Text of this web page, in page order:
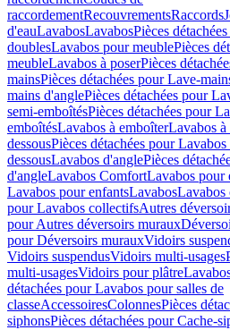
raccordementRecouvrementsRaccords
d'eauLavabosLavabosPièces
doublesLavabos pour meublePièces
meubleLavabos à poserPièces
mainsPièces détachées pour Lave-
mains d'anglePièces détachées pour
semi-emboîtésPièces détachées pour
emboîtésLavabos à emboîterLavabos à
dessousPièces détachées pour
dessousLavabos d'anglePièces
d'angleLavabos ComfortLavabos pour
Lavabos pour enfantsLavabosLavabos
pour Lavabos collectifsAutres
pour Autres déversoirs muraux
pour Déversoirs murauxVidoirs
Vidoirs suspendusVidoirs multi-usages
multi-usagesVidoirs pour plâtre
détachées pour Lavabos pour salles de
classeAccessoiresColonnesPièces
siphonsPièces détachées pour Cache-